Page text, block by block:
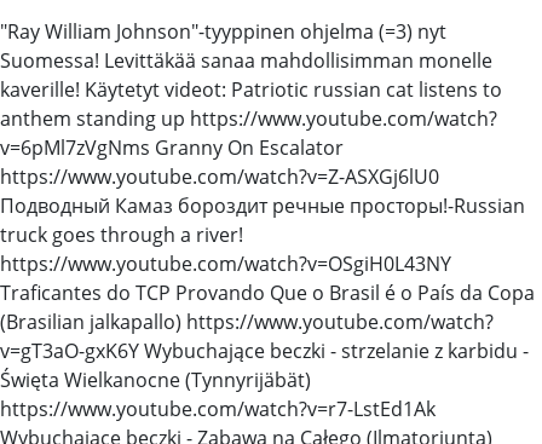
"Ray William Johnson"-tyyppinen ohjelma (=3) nyt
Suomessa! Levittäkää sanaa mahdollisimman monelle
kaverille! Käytetyt videot: Patriotic russian cat listens to
anthem standing up https://www.youtube.com/watch?
v=6pMl7zVgNms Granny On Escalator
https://www.youtube.com/watch?v=Z-ASXGj6lU0
Подводный Камаз бороздит речные просторы!-Russian
truck goes through a river!
https://www.youtube.com/watch?v=OSgiH0L43NY
Traficantes do TCP Provando Que o Brasil é o País da Copa
(Brasilian jalkapallo) https://www.youtube.com/watch?
v=gT3aO-gxK6Y Wybuchające beczki - strzelanie z karbidu -
Święta Wielkanocne (Tynnyrijäbät)
https://www.youtube.com/watch?v=r7-LstEd1Ak
Wybuchające beczki - Zabawa na Całego (Ilmatorjunta)